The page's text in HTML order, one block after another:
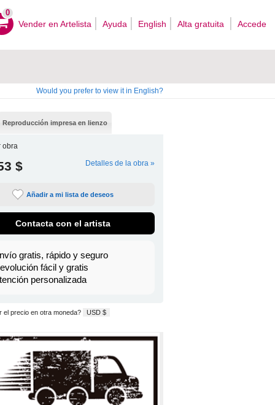
0
Vender en Artelista Ayuda English Alta gratuita Accede
Would you prefer to view it in English?
Reproducción impresa en lienzo
obra
$ Detalles de la obra »
Añadir a mi lista de deseos
Contacta con el artista
gratis, rápido y seguro
fácil y gratis
personalizada
el precio en otra moneda? USD $